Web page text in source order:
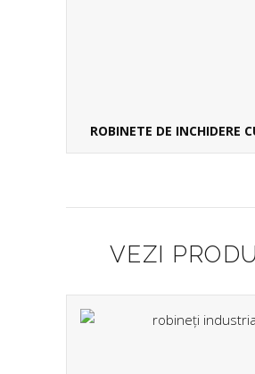
ROBINETE DE INCHIDERE
VEZI